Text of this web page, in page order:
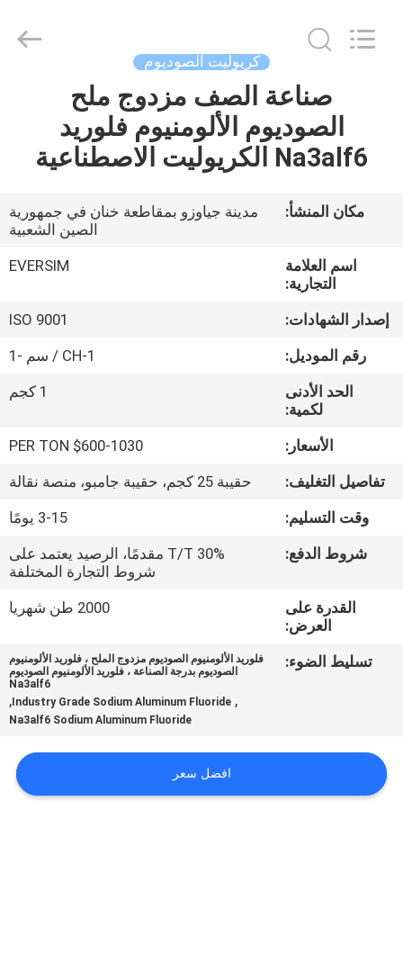
المنزل
المنتجات
فيديوهات
حولنا
جولة
المصنع
مراقبة
الجودة
اتصل
أخبار
القضايا
اقتباس
Imp.&Exp.Co.,Ltd.
كريوليت الصوديوم
صناعة الصف مزدوج ملح
الصوديوم الألومنيوم فلوريد
Na3alf6 الكريوليت الاصطناعية
مكان المنشأ:
مدينة جياوزو بمقاطعة خنان في جمهورية
الصين الشعبية
اسم العلامة
التجارية:
EVERSIM
إصدار الشهادات:
ISO 9001
رقم الموديل:
CH-1 / سم -1
الحد الأدنى
لكمية:
1 كجم
الأسعار:
$600-1030 PER TON
تفاصيل التغليف:
حقيبة 25 كجم، حقيبة جامبو، منصة نقالة
وقت التسليم:
3-15 يومًا
شروط الدفع:
30% T/T مقدمًا، الرصيد يعتمد على
شروط التجارة المختلفة
القدرة على
العرض:
2000 طن شهريا
تسليط الضوء:
فلوريد الألومنيوم الصوديوم مزدوج الملح ، فلوريد الألومنيوم
الصوديوم بدرجة الصناعة ، فلوريد الألومنيوم الصوديوم
Na3alf6
,
Industry Grade Sodium Aluminum Fluoride
,
Na3alf6 Sodium Aluminum Fluoride
افضل سعر